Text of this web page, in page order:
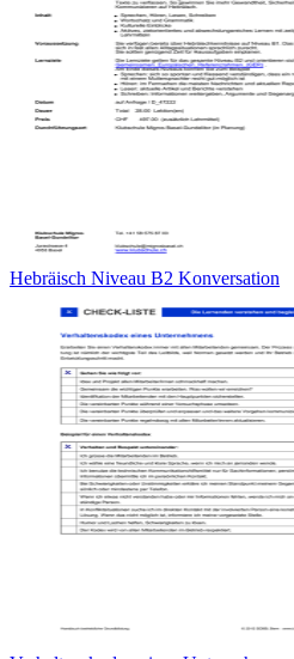
Hebräisch Niveau B2 Konversation